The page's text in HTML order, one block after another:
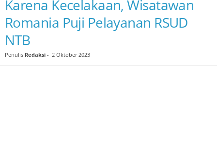
Karena Kecelakaan, Wisatawan
Romania Puji Pelayanan RSUD
NTB
Penulis Redaksi - 2 Oktober 2023